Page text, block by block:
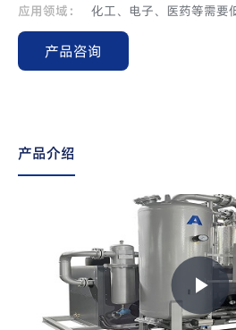
应用领域： 化工、电子、医药等需要
产品咨询
产品介绍